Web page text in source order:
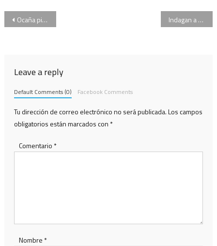
Navegación
Ocaña pidió a Bonadío que investigue a Santa María por movimientos millonarios Indagan a un ex funcionario kirchnerista por el derrame en el Veladero
Leave a reply
Default Comments (0) Facebook Comments
Tu dirección de correo electrónico no será publicada.Los campos
obligatorios están marcados con *
Comentario *
Nombre *